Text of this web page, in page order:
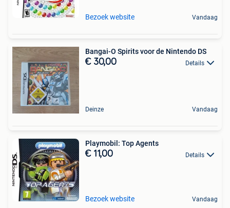
Bezoek website Vandaag
Bangai-O Spirits voor de Nintendo DS
€ 30,00 Details
Deinze Vandaag
Playmobil: Top Agents
€ 11,00 Details
Bezoek website Vandaag